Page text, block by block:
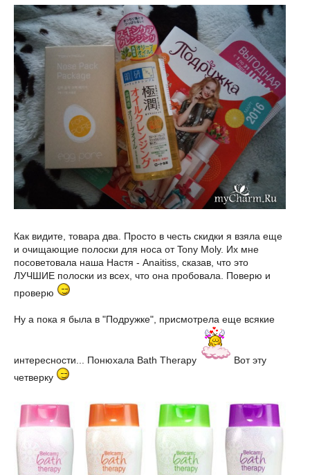
Как видите, товара два. Просто в честь скидки я взяла еще
и очищающие полоски для носа от Tony Moly. Их мне
посоветовала наша Настя - Anaitiss, сказав, что это
ЛУЧШИЕ полоски из всех, что она пробовала. Поверю и
проверю
Ну а пока я была в "Подружке", присмотрела еще всякие
интересности... Понюхала Bath Therapy
Вот эту
четверку